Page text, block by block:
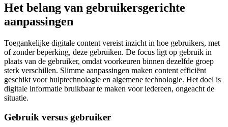
Het belang van gebruikersgerichte
aanpassingen
Toegankelijke digitale content vereist inzicht in hoe gebruikers, met
of zonder beperking, deze gebruiken. De focus ligt op gebruik in
plaats van de gebruiker, omdat voorkeuren binnen dezelfde groep
sterk verschillen. Slimme aanpassingen maken content efficiënt
geschikt voor hulptechnologie en algemene technologie. Het doel is
digitale informatie bruikbaar te maken voor iedereen, ongeacht de
situatie.
Gebruik versus gebruiker